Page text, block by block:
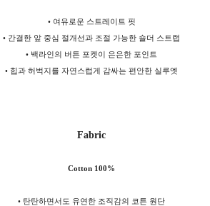
• 여유로운 스트레이트 핏
• 간결한 앞 중심 절개선과 조절 가능한 숄더 스트랩
• 백라인의 버튼 포켓이 은은한 포인트
• 힙과 허벅지를 자연스럽게 감싸는 편안한 실루엣
Fabric
Cotton 100%
• 탄탄하면서도 유연한 조직감의 코튼 원단